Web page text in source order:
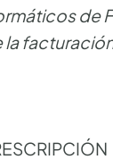
de
la